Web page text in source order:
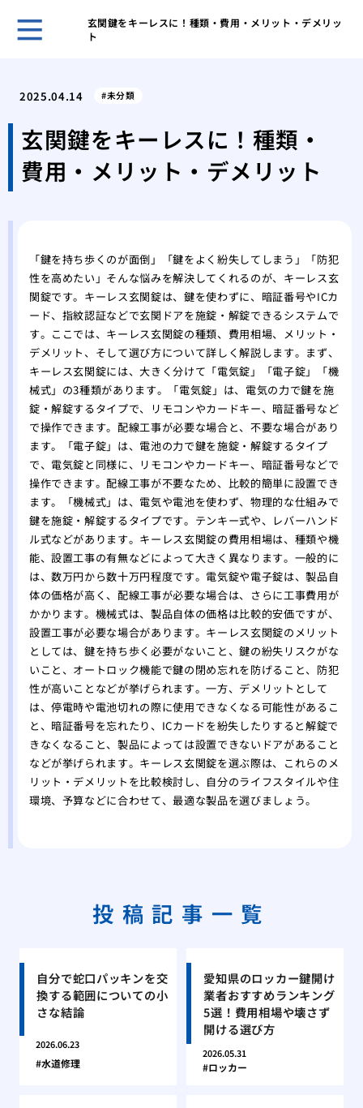
玄関鍵をキーレスに！種類・費用・メリット・デメリッ
ト
自
タ
鍵
2025.04.14 未分類
玄関鍵をキーレスに！種類・
費用・メリット・デメリット
「鍵を持ち歩くのが面倒」「鍵をよく紛失してしまう」「防犯
性を高めたい」そんな悩みを解決してくれるのが、キーレス玄
関錠です。キーレス玄関錠は、鍵を使わずに、暗証番号やICカ
ード、指紋認証などで玄関ドアを施錠・解錠できるシステムで
す。ここでは、キーレス玄関錠の種類、費用相場、メリット・
デメリット、そして選び方について詳しく解説します。まず、
キーレス玄関錠には、大きく分けて「電気錠」「電子錠」「機
械式」の3種類があります。「電気錠」は、電気の力で鍵を施
錠・解錠するタイプで、リモコンやカードキー、暗証番号など
で操作できます。配線工事が必要な場合と、不要な場合があり
ます。「電子錠」は、電池の力で鍵を施錠・解錠するタイプ
で、電気錠と同様に、リモコンやカードキー、暗証番号などで
操作できます。配線工事が不要なため、比較的簡単に設置でき
ます。「機械式」は、電気や電池を使わず、物理的な仕組みで
鍵を施錠・解錠するタイプです。テンキー式や、レバーハンド
ル式などがあります。キーレス玄関錠の費用相場は、種類や機
能、設置工事の有無などによって大きく異なります。一般的に
は、数万円から数十万円程度です。電気錠や電子錠は、製品自
体の価格が高く、配線工事が必要な場合は、さらに工事費用が
かかります。機械式は、製品自体の価格は比較的安価ですが、
設置工事が必要な場合があります。キーレス玄関錠のメリット
としては、鍵を持ち歩く必要がないこと、鍵の紛失リスクがな
いこと、オートロック機能で鍵の閉め忘れを防げること、防犯
性が高いことなどが挙げられます。一方、デメリットとして
は、停電時や電池切れの際に使用できなくなる可能性があるこ
と、暗証番号を忘れたり、ICカードを紛失したりすると解錠で
きなくなること、製品によっては設置できないドアがあること
などが挙げられます。キーレス玄関錠を選ぶ際は、これらのメ
リット・デメリットを比較検討し、自分のライフスタイルや住
環境、予算などに合わせて、最適な製品を選びましょう。
投稿記事一覧
自分で蛇口パッキンを交
換する範囲についての小
さな結論
2026.06.23
水道修理
愛知県のロッカー鍵開け
業者おすすめランキング
5選！費用相場や壊さず
開ける選び方
2026.05.31
ロッカー